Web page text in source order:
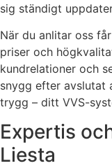
sig ständigt
När du anlitar oss
priser och
kundrelationer och
snygg efter avslutat
trygg – ditt VVS-
Expertis
Liesta